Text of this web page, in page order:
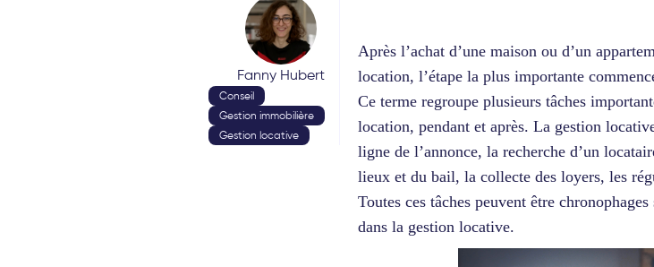
Fanny Hubert
Conseil
Gestion immobilière
Gestion locative
Après l’achat d’une maison ou d’un
location, l’étape la plus importante
Ce terme regroupe plusieurs tâches
location, pendant et après. La gestion
ligne de l’annonce, la recherche d’un
lieux et du bail, la collecte des loyers, les
Toutes ces tâches peuvent être
dans la gestion locative.